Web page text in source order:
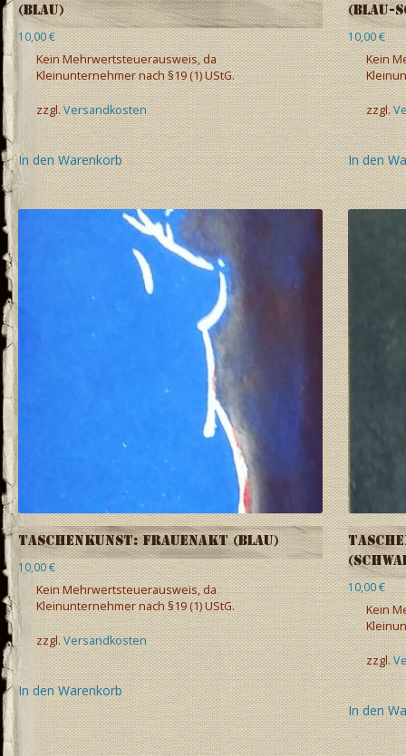
(blau)
10,00€
Kein Mehrwertsteuerausweis, da
Kleinunternehmer nach §19 (1) UStG.
zzgl.Versandkosten
In den Warenkorb
(blau-
10,00€
Kein
zzgl.
In den
Taschenkunst: Frauenakt (blau)
10,00€
Kein Mehrwertsteuerausweis, da
Kleinunternehmer nach §19 (1) UStG.
zzgl.Versandkosten
In den Warenkorb
10,00€
Kein
zzgl.
In den